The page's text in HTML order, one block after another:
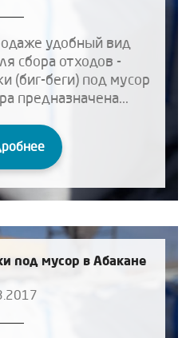
удобный вид
сбора отходов -
(биг-беги) под мусор
предназначена...
под мусор в Абакане